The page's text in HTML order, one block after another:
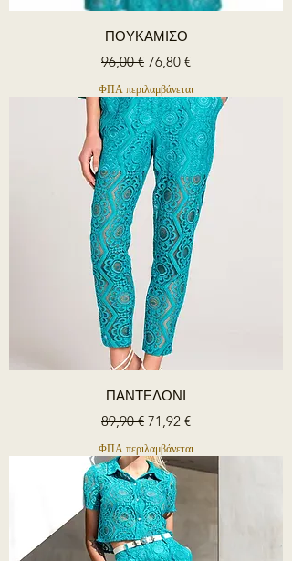
ΠΟΥΚΑΜΙΣΟ
Κανονική τιμή
96,00 € Τιμή Έκπτωσης
76,80 €
ΦΠΑ περιλαμβάνεται
ΠΑΝΤΕΛΟΝΙ
Κανονική τιμή
89,90 € Τιμή Έκπτωσης
71,92 €
ΦΠΑ περιλαμβάνεται